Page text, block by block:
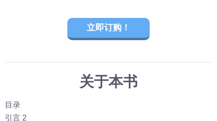
立即订购！
关于本书
目录
引言 2